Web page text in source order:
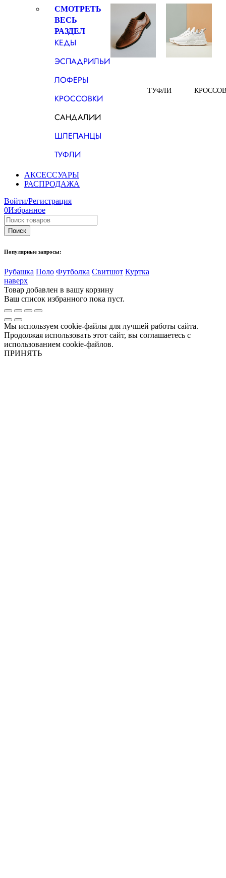
СМОТРЕТЬ
ВЕСЬ
РАЗДЕЛ
КЕДЫ
ЭСПАДРИЛЬИ
ЛОФЕРЫ
КРОССОВКИ
САНДАЛИИ
ШЛЕПАНЦЫ
ТУФЛИ
ТУФЛИ
АКСЕССУАРЫ
РАСПРОДАЖА
Войти/Регистрация
0Избранное
Популярные запросы:
Рубашка Поло Футболка Свитшот Куртка
наверх
Товар добавлен в вашу корзину
Ваш список избранного пока пуст.
Мы используем cookie-файлы для лучшей работы сайта.
Продолжая использовать этот сайт, вы соглашаетесь с
использованием cookie-файлов.
ПРИНЯТЬ